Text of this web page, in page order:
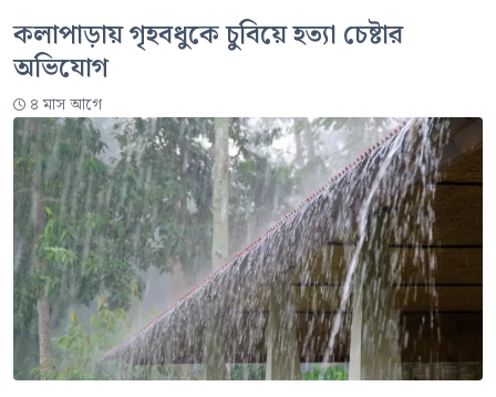
কলাপাড়ায় গৃহবধুকে চুবিয়ে হত্যা চেষ্টার
অভিযোগ
৪ মাস আগে